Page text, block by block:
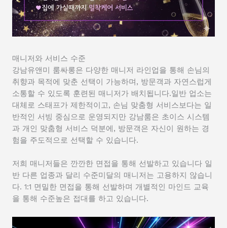
매니저와 서비스 수준
강남유앤미 룸싸롱은 다양한 매니저 라인업을 통해 손님의
취향과 목적에 맞춘 선택이 가능하며, 방문객과 자연스럽게
소통할 수 있도록 훈련된 매니저가 배치됩니다.일반 업소는
대체로 스태프가 제한적이고, 손님 맞춤형 서비스보다는 일
반적인 서빙 중심으로 운영되지만 강남룸은 초이스 시스템
과 개인 맞춤형 서비스 덕분에, 방문객은 자신이 원하는 경
험을 주도적으로 선택할 수 있습니다.
저희 매니저들은 깐깐한 면접을 통해 선발하고 있습니다 일
반 다른 업종과 달리 수준미달의 매니저는 고용하지 않습니
다. 1:1 면밀한 면접을 통해 선발하며 개별적인 마인드 교육
을 통해 수준높은 접대를 하고 있습니다.